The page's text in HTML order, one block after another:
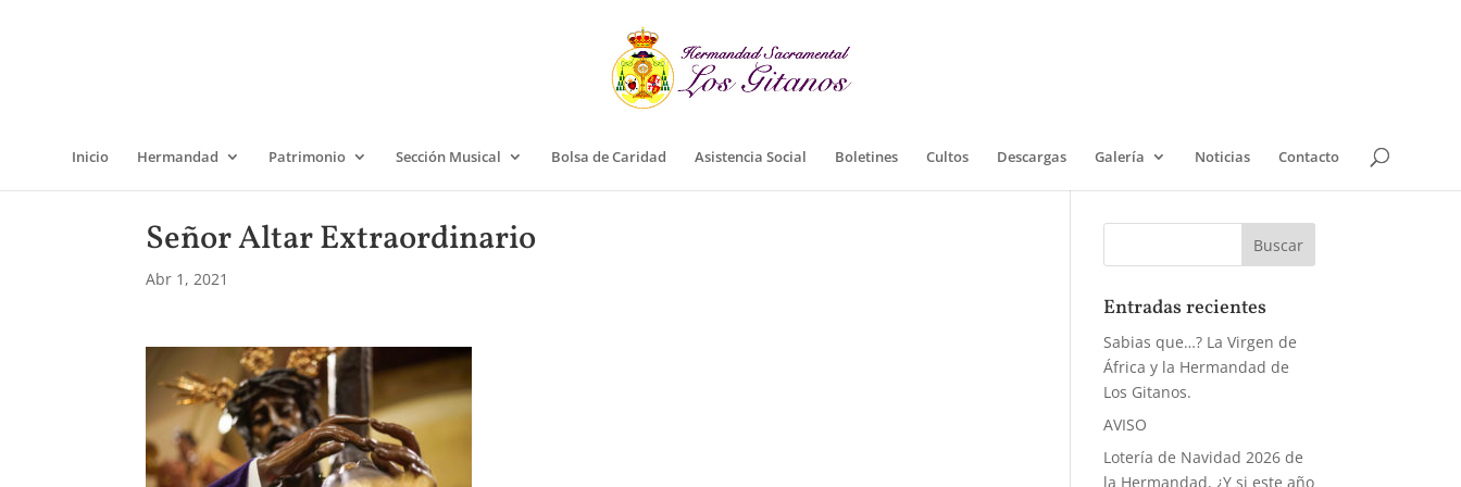
Inicio Hermandad Patrimonio Sección Musical Bolsa de Caridad Asistencia Social Boletines Cultos Descargas Galería Noticias Contacto
Señor Altar Extraordinario
Abr 1, 2021
Entradas recientes
Sabias que…? La Virgen de
África y la Hermandad de
Los Gitanos.
AVISO
Lotería de Navidad 2026 de
la Hermandad, ¿Y si este año